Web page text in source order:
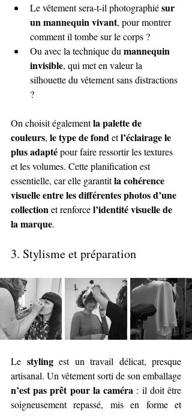
Le vêtement sera-t-il photographié sur
un mannequin vivant, pour montrer
comment il tombe sur le corps ?
Ou avec la technique du mannequin
invisible, qui met en valeur la
silhouette du vêtement sans distractions
?
On choisit également la palette de
couleurs, le type de fond et l’éclairage le
plus adapté pour faire ressortir les textures
et les volumes. Cette planification est
essentielle, car elle garantit la cohérence
visuelle entre les différentes photos d’une
collection et renforce l’identité visuelle de
la marque.
3. Stylisme et préparation
Le styling est un travail délicat, presque
n’est pas prêt pour la caméra : il doit être
soigneusement repassé, mis en forme et